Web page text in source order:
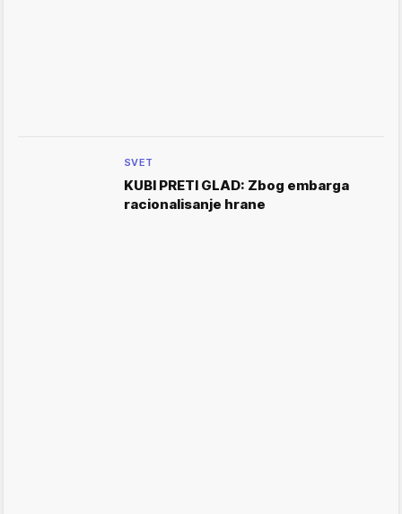
SVET
KUBI PRETI GLAD: Zbog embarga
racionalisanje hrane